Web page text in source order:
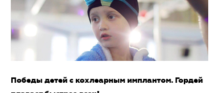
Победы детей с кохлеарным имплантом. Гордей